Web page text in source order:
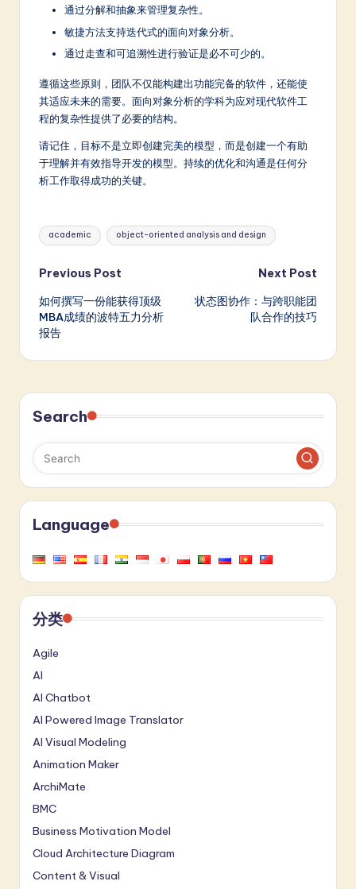
通过分解和抽象来管理复杂性。
敏捷方法支持迭代式的面向对象分析。
通过走查和可追溯性进行验证是必不可少的。
遵循这些原则，团队不仅能构建出功能完备的软件，还能使
其适应未来的需要。面向对象分析的学科为应对现代软件工
程的复杂性提供了必要的结构。
请记住，目标不是立即创建完美的模型，而是创建一个有助
于理解并有效指导开发的模型。持续的优化和沟通是任何分
析工作取得成功的关键。
Tags:
academic object-oriented analysis and design
Post
navigation
Previous Post
如何撰写一份能获得顶级
MBA成绩的波特五力分析
报告
Next Post
状态图协作：与跨职能团
队合作的技巧
Search
Language
分类
Agile
AI
AI Chatbot
AI Powered Image Translator
AI Visual Modeling
Animation Maker
ArchiMate
BMC
Business Motivation Model
Cloud Architecture Diagram
Content & Visual